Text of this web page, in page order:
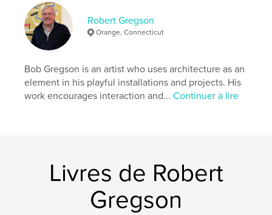
design
Robert Gregson
Orange, Connecticut
Bob Gregson is an artist who uses architecture as an
element in his playful installations and projects. His
work encourages interaction and...Continuer à lire
Livres de Robert
Gregson